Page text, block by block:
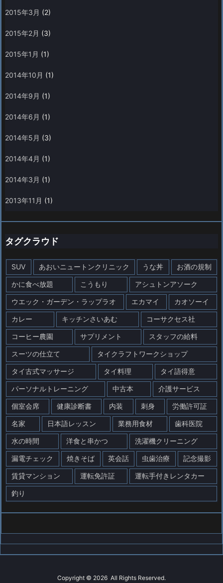
2015年3月 (2)
2015年2月 (3)
2015年1月 (1)
2014年10月 (1)
2014年9月 (1)
2014年6月 (1)
2014年5月 (3)
2014年4月 (1)
2014年3月 (1)
2013年11月 (1)
タグクラウド
SUV あおいニュートンクリニック うな丼 お酒の規制
かに食べ放題 こうもり アシュトンアソーク
ウエック・ガーデン・ラップラオ エカマイ カオソーイ
カレー キッチンさいあむ コーサクセス社
コーヒー農園 サプリメント スタッフの給料
スーツの仕立て タイクラフトワークショップ
タイ古式マッサージ タイ料理 タイ語得意
パーソナルトレーニング 中古本 介護サービス
個室会席 健康診断書 内装 刺身 労働許可証
名家 日本語レッスン 業務用食材 歯科医院
水の時間 洋食と串かつ 洗濯機クリーニング
漏電チェック 焼きそば 英会話 虫歯治療 記念撮影
賃貸マンション 運転免許証 運転手付きレンタカー
釣り
Copyright © 2026 All Rights Reserved.